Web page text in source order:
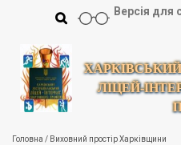
ЛІЦЕЙ-
Версія для
Головна / Виховний простір Харківщини